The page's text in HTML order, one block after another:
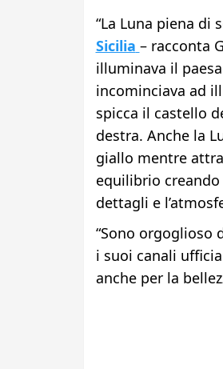
“La Luna piena di
Sicilia – racconta
illuminava il
incominciava ad
spicca il castello
destra. Anche la
giallo mentre
equilibrio
dettagli e
“Sono orgoglioso
i suoi canali
anche per la